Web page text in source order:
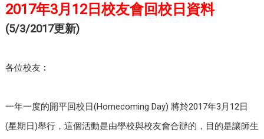
2017年3月12日校友會回校日資料
(5/3/2017更新)
各位校友︰
一年一度的開平回校日(Homecoming Day) 將於2017年3月 12日
(星期日)舉行，這個活動是由學校與校友會合辦的，目的是讓師生